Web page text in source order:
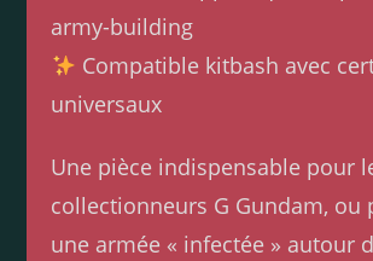
army-building
Compatible kitbash avec
universaux
Une pièce indispensable pour
collectionneurs G Gundam, ou
une armée « infectée » autour